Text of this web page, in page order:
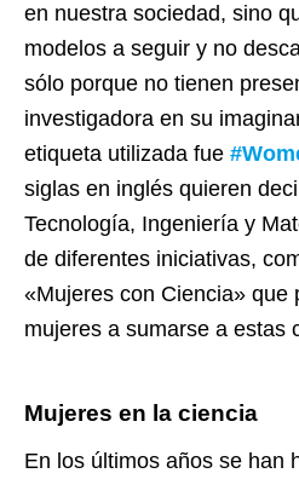
en nuestra sociedad, sino
modelos a seguir y no
sólo porque no tienen
investigadora en su
etiqueta utilizada fue
siglas en inglés quieren
Tecnología, Ingeniería y
de diferentes iniciativas,
«Mujeres con Ciencia» que
mujeres a sumarse a estas
Mujeres en la ciencia
En los últimos años se han